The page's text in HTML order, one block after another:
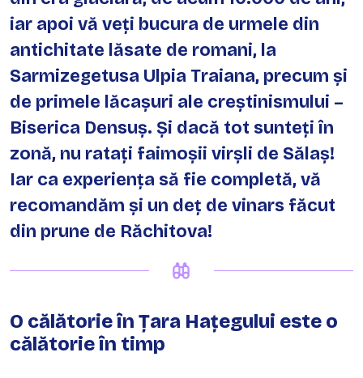
iar apoi vă veți bucura de urmele din
antichitate lăsate de romani, la
Sarmizegetusa Ulpia Traiana, precum și
de primele lăcașuri ale creștinismului –
Biserica Densuș. Și dacă tot sunteți în
zonă, nu ratați faimoșii virșli de Sălaș!
Iar ca experiența să fie completă, vă
recomandăm și un deț de vinars făcut
din prune de Răchitova!
O călătorie în Țara Hațegului este o
călătorie în timp